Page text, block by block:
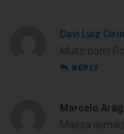
Davi Luiz
Muito bom!
REPLY
Marcelo
Massa